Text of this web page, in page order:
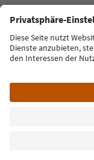
FAQ
Termini e